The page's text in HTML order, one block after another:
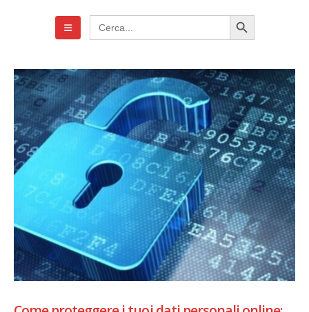
Search
for:
Search Button